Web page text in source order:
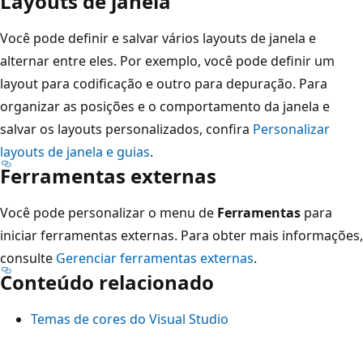
Você pode definir e salvar vários layouts de janela e
alternar entre eles. Por exemplo, você pode definir um
layout para codificação e outro para depuração. Para
organizar as posições e o comportamento da janela e
salvar os layouts personalizados, confira Personalizar
layouts de janela e guias.
Ferramentas externas
Você pode personalizar o menu de Ferramentas para
iniciar ferramentas externas. Para obter mais informações,
consulte Gerenciar ferramentas externas.
Conteúdo relacionado
Temas de cores do Visual Studio